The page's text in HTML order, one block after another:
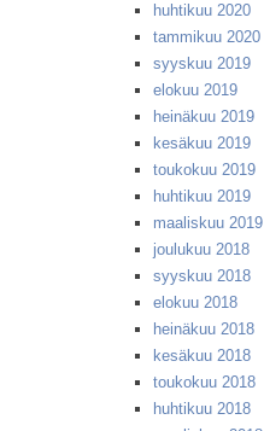
huhtikuu 2020
tammikuu 2020
syyskuu 2019
elokuu 2019
heinäkuu 2019
kesäkuu 2019
toukokuu 2019
huhtikuu 2019
maaliskuu 2019
joulukuu 2018
syyskuu 2018
elokuu 2018
heinäkuu 2018
kesäkuu 2018
toukokuu 2018
huhtikuu 2018